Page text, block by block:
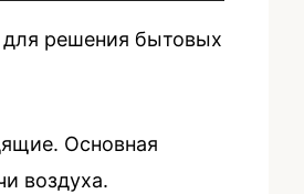
для решения бытовых
Основная
воздуха.